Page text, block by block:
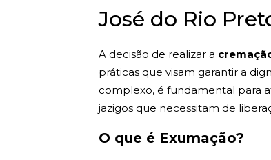
José do Rio
A decisão de realizar a
práticas que visam garantir a
complexo, é fundamental para
jazigos que necessitam de
O que é Exumação?